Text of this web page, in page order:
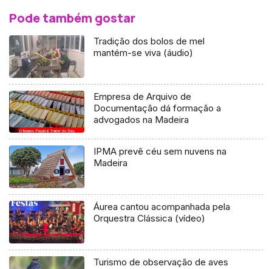
Pode também gostar
Tradição dos bolos de mel
mantém-se viva (áudio)
Empresa de Arquivo de
Documentação dá formação a
advogados na Madeira
IPMA prevê céu sem nuvens na
Madeira
Áurea cantou acompanhada pela
Orquestra Clássica (vídeo)
Turismo de observação de aves